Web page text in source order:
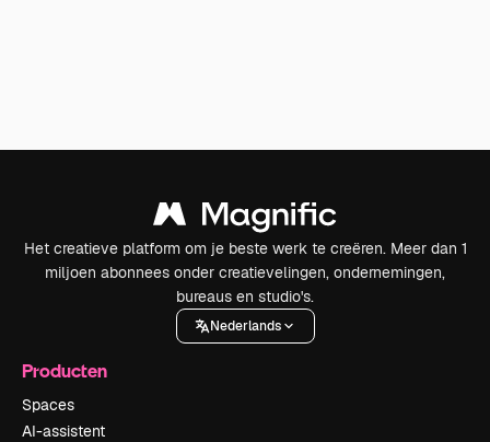
Het creatieve platform om je beste werk te creëren. Meer dan 1
miljoen abonnees onder creatievelingen, ondernemingen,
bureaus en studio's.
Nederlands
Producten
Spaces
AI-assistent